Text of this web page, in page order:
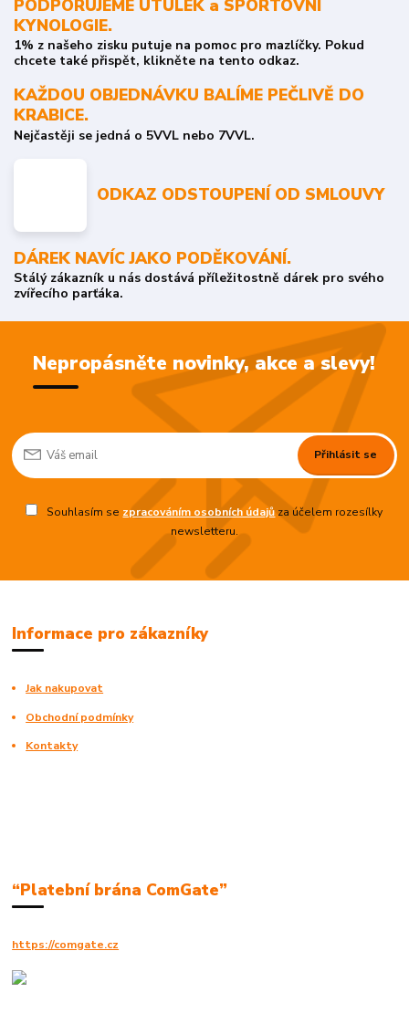
PODPORUJEME ÚTULEK a SPORTOVNÍ
KYNOLOGIE.
1% z našeho zisku putuje na pomoc pro mazlíčky. Pokud
chcete také přispět, klikněte na tento odkaz.
KAŽDOU OBJEDNÁVKU BALÍME PEČLIVĚ DO
KRABICE.
Nejčastěji se jedná o 5VVL nebo 7VVL.
ODKAZ ODSTOUPENÍ OD SMLOUVY
DÁREK NAVÍC JAKO PODĚKOVÁNÍ.
Stálý zákazník u nás dostává příležitostně dárek pro svého
zvířecího parťáka.
Nepropásněte novinky, akce a slevy!
Přihlásit se
Souhlasím se zpracováním osobních údajůza účelem rozesílky
newsletteru.
Informace pro zákazníky
Jak nakupovat
Obchodní podmínky
Kontakty
“Platební brána ComGate”
https://comgate.cz